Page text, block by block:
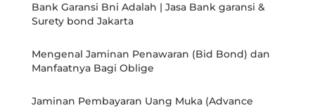
Bank Garansi Bni Adalah | Jasa Bank garansi &
Surety bond Jakarta
Mengenal Jaminan Penawaran (Bid Bond) dan
Manfaatnya Bagi Oblige
Jaminan Pembayaran Uang Muka (Advance